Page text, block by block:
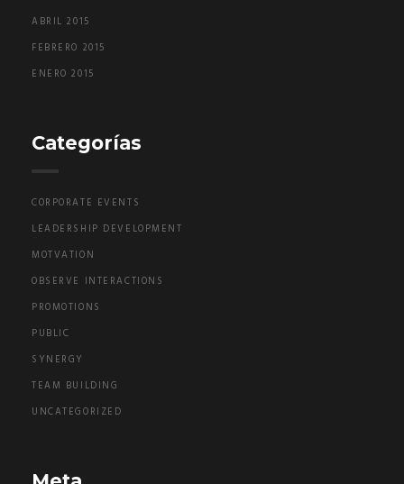
ABRIL 2015
FEBRERO 2015
ENERO 2015
Categorías
CORPORATE EVENTS
LEADERSHIP DEVELOPMENT
MOTVATION
OBSERVE INTERACTIONS
PROMOTIONS
PUBLIC
SYNERGY
TEAM BUILDING
UNCATEGORIZED